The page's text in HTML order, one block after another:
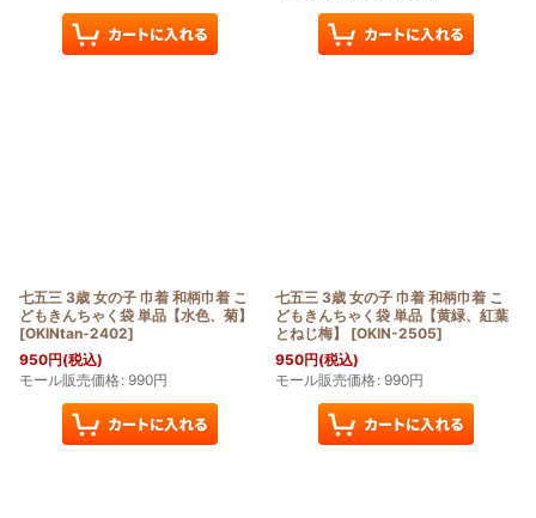
七五三 3歳 女の子 巾着 和柄巾着 こ
どもきんちゃく袋 単品【水色、菊】
[OKINtan-2402]
950円(税込)
モール販売価格: 990円
七五三 3歳 女の子 巾着 和柄巾着 こ
どもきんちゃく袋 単品【黄緑、紅葉
とねじ梅】
[OKIN-2505]
950円(税込)
モール販売価格: 990円